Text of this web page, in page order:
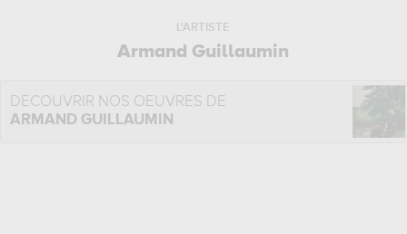
L'ARTISTE
Armand Guillaumin
DÉCOUVRIR NOS OEUVRES DE
ARMAND GUILLAUMIN